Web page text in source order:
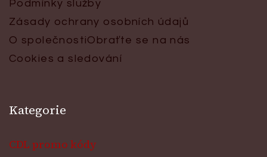
Podmínky služby
Zásady ochrany osobních údajů
O společnostiObraťte se na nás
Cookies a sledování
Kategorie
CDL promo kódy